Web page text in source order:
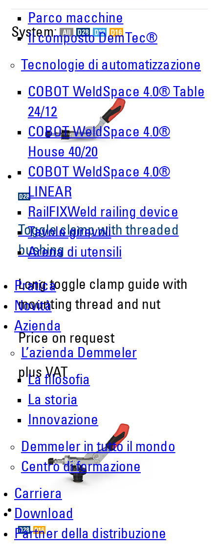
Parco macchine
Il composto DemTec®
Tecnologie di automatizzazione
COBOT WeldSpace 4.0® Table
24/12
COBOT WeldSpace 4.0®
House 40/20
COBOT WeldSpace 4.0®
LINEAR
RailFIXWeld railing device
Tavole girevoli
Arena di utensili
Pratica
Novità
Azienda
L’azienda Demmeler
La filosofia
La storia
Innovazione
Demmeler in tutto il mondo
Centro di formazione
Carriera
Download
Partner della distribuzione
System:
Toggle clamp with threaded
bushing
Long toggle clamp guide with
mounting thread and nut
Price on request
plus VAT